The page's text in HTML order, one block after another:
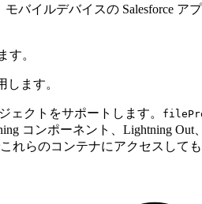
バイルデバイスの Salesforce
す。
します。
ェクトをサポートします。
コンポーネント、Lightning
れらのコンテナにアクセスして